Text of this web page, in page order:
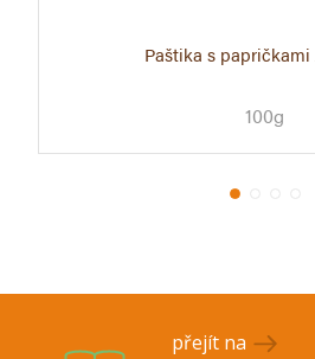
Paštika s papričkami
100g
přejít na